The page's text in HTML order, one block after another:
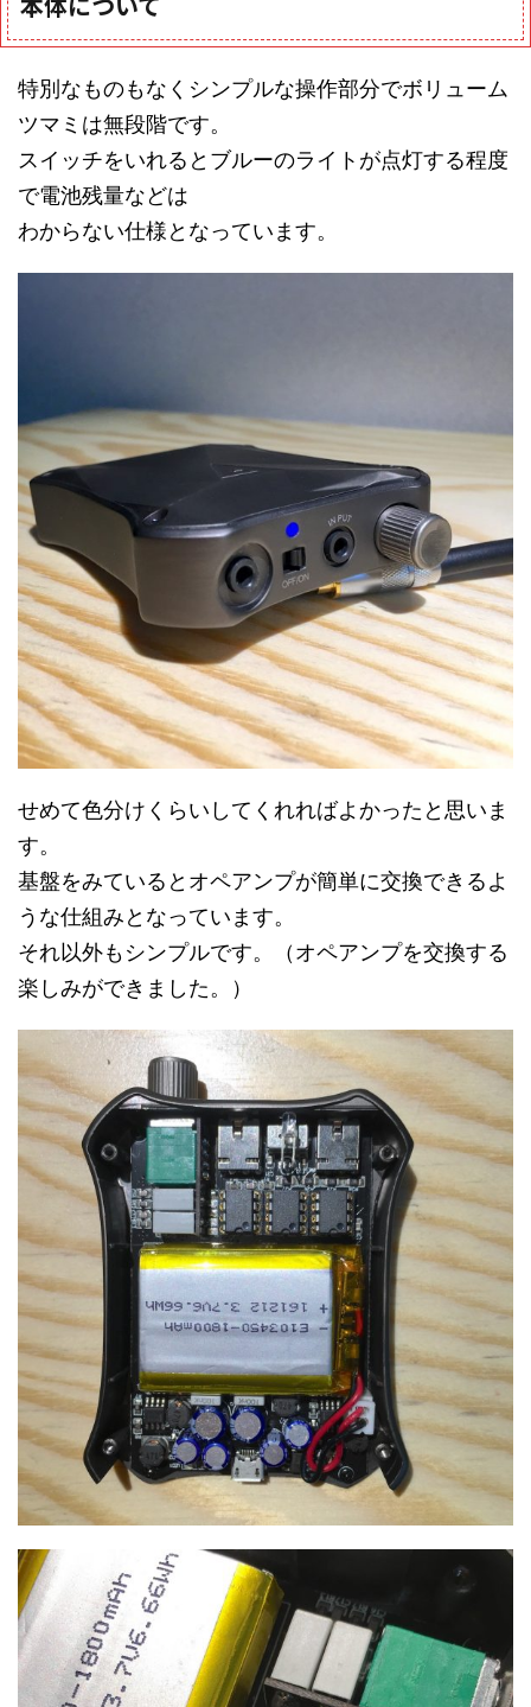
特別なものもなくシンプルな操作部分でボリューム
ツマミは無段階です。
スイッチをいれるとブルーのライトが点灯する程度
で電池残量などは
わからない仕様となっています。
せめて色分けくらいしてくれればよかったと思いま
す。
基盤をみているとオペアンプが簡単に交換できるよ
うな仕組みとなっています。
それ以外もシンプルです。（オペアンプを交換する
楽しみができました。）